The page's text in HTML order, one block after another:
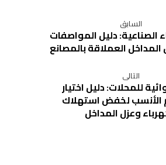
السابق
الصناعية: دليل المواصفات
المداخل العملاقة بالمصانع
التالى
للمحلات: دليل اختيار
الأنسب لخفض استهلاك
وعزل المداخل